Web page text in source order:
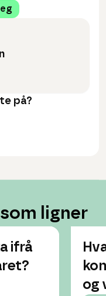
på?
ligner
ifrå
og